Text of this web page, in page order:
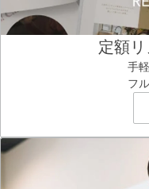
定額
手
フ